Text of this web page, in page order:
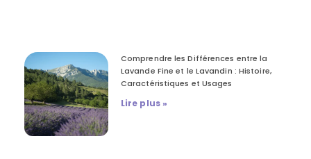
Comprendre les Différences entre la
Lavande Fine et le Lavandin : Histoire,
Caractéristiques et Usages
Lire plus »